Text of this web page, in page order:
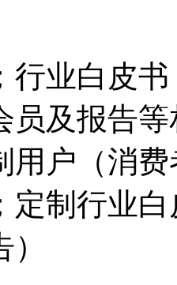
行业白皮
员及报告
用户（消
定制行业